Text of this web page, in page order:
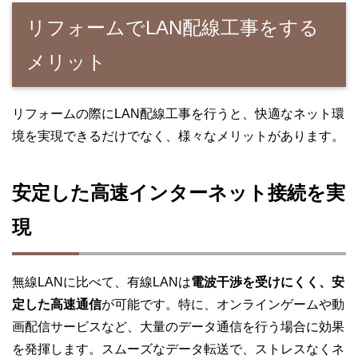
リフォームでLAN配線工事をする
メリット
リフォームの際にLAN配線工事を行うと、快適なネット環
境を実現できるだけでなく、様々なメリットがあります。
安定した高速インターネット接続を実
現
無線LANに比べて、有線LANは電波干渉を受けにくく、安
定した高速通信が可能です。特に、オンラインゲームや動
画配信サービスなど、大量のデータ通信を行う場合に効果
を発揮します。スムーズなデータ転送で、ストレスなくネ